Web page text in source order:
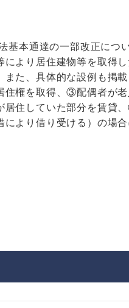
基本通達の一部改正につ
より居住建物等を取得し
た、具体的な設例も掲載
権を取得、③配偶者が老
居住していた部分を賃貸
より借り受ける）の場合